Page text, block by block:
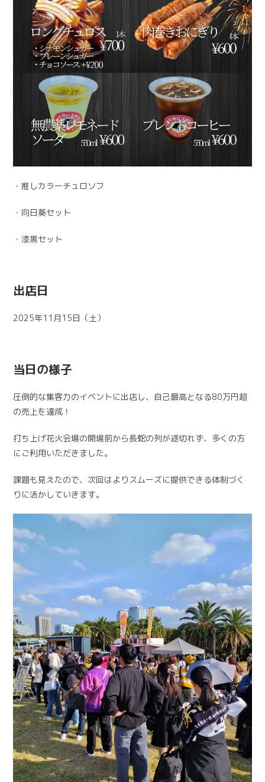
・推しカラーチュロソフ
・向日葵セット
・漆黒セット
出店日
2025年11月15日（土）
当日の様子
圧倒的な集客力のイベントに出店し、自己最高となる80万円超
の売上を達成！
打ち上げ花火会場の開場前から長蛇の列が途切れず、多くの方
にご利用いただきました。
課題も見えたので、次回はよりスムーズに提供できる体制づく
りに活かしていきます。